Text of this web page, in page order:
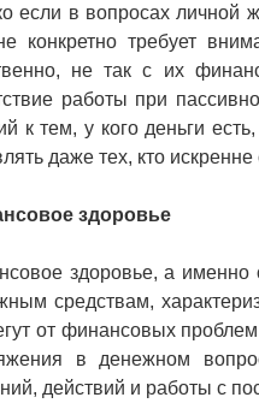
если в вопросах личной
конкретно требует
не так с их
работы при
к тем, у кого деньги
даже тех, кто
здоровье
здоровье, а именно
средствам,
от финансовых
в денежном
действий и работы с